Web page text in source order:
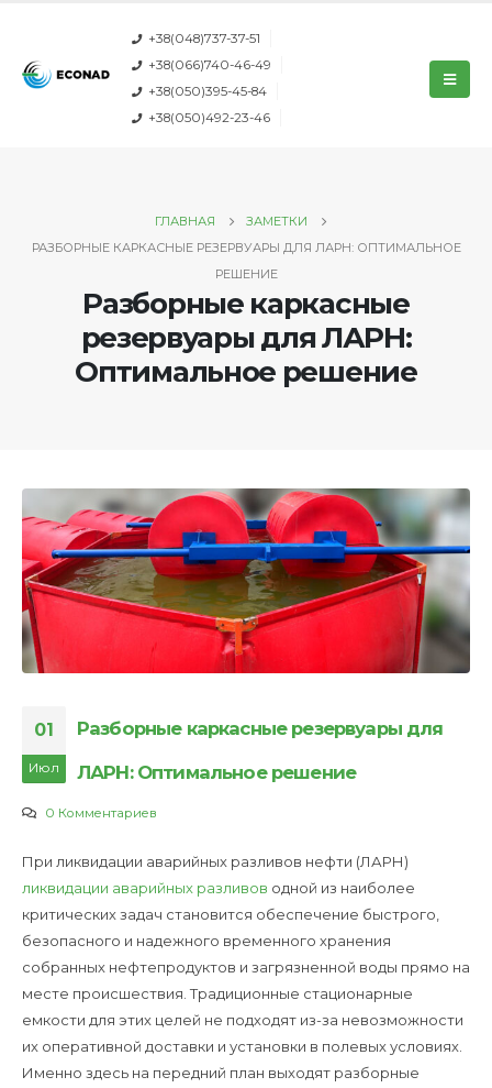
+38(048)737-37-51
+38(066)740-46-49
+38(050)395-45-84
+38(050)492-23-46
ГЛАВНАЯ
ЗАМЕТКИ
РАЗБОРНЫЕ КАРКАСНЫЕ РЕЗЕРВУАРЫ ДЛЯ ЛАРН: ОПТИМАЛЬНОЕ
РЕШЕНИЕ
Разборные каркасные
резервуары для ЛАРН:
Оптимальное решение
01
Июл
Разборные каркасные резервуары для
ЛАРН: Оптимальное решение
0 Комментариев
При ликвидации аварийных разливов нефти (ЛАРН)
ликвидации аварийных разливов одной из наиболее
критических задач становится обеспечение быстрого,
безопасного и надежного временного хранения
собранных нефтепродуктов и загрязненной воды прямо на
месте происшествия. Традиционные стационарные
емкости для этих целей не подходят из-за невозможности
их оперативной доставки и установки в полевых условиях.
Именно здесь на передний план выходят разборные